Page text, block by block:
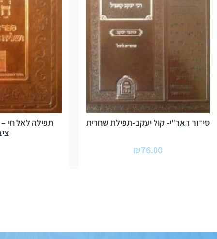
סידור האר"י- קול יעקב-תפילת שחרית
₪76.00
תפילה לאל חי